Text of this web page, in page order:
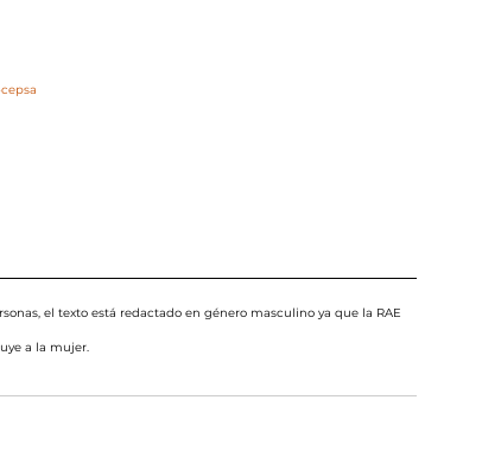
el texto está redactado en género masculino ya que la RAE
a la mujer.